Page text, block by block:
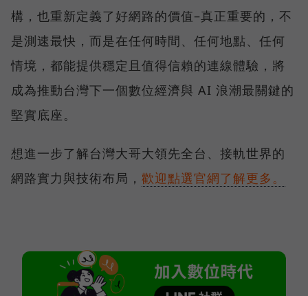
構，也重新定義了好網路的價值–真正重要的，不
是測速最快，而是在任何時間、任何地點、任何
情境，都能提供穩定且值得信賴的連線體驗，將
成為推動台灣下一個數位經濟與 AI 浪潮最關鍵的
堅實底座。
想進一步了解台灣大哥大領先全台、接軌世界的
網路實力與技術布局， 歡迎點選官網了解更多。